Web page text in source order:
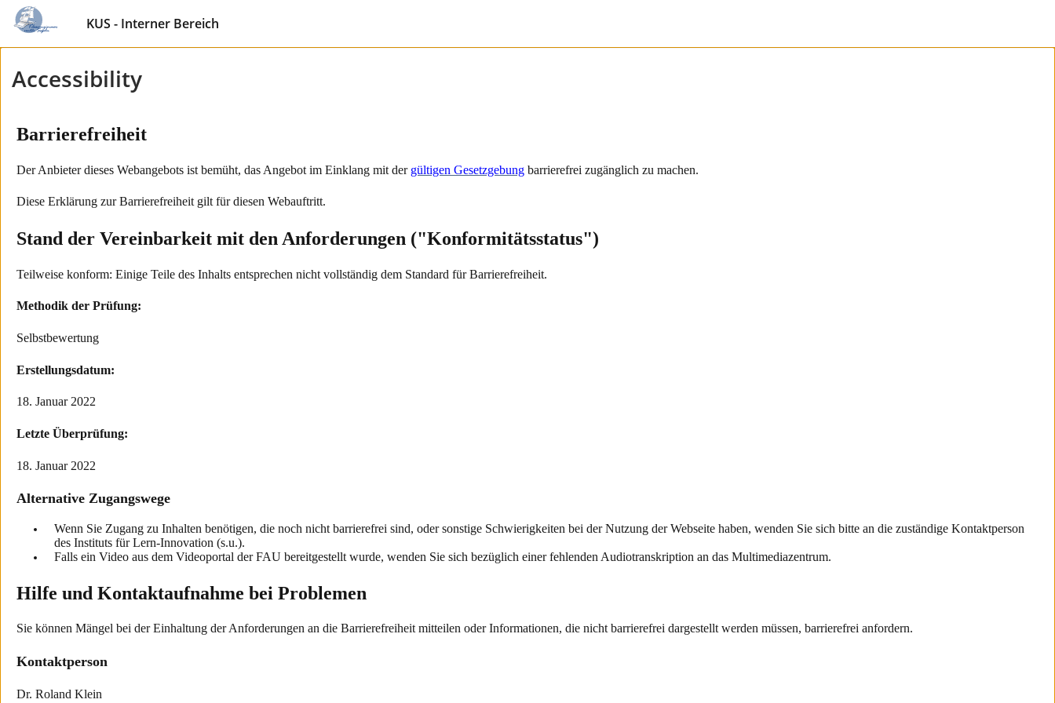
KUS - Interner Bereich
Accessibility
Barrierefreiheit
Der Anbieter dieses Webangebots ist bemüht, das Angebot im Einklang mit der gültigen Gesetzgebung barrierefrei zugänglich zu machen.
Diese Erklärung zur Barrierefreiheit gilt für diesen Webauftritt.
Stand der Vereinbarkeit mit den Anforderungen ("Konformitätsstatus")
Teilweise konform: Einige Teile des Inhalts entsprechen nicht vollständig dem Standard für Barrierefreiheit.
Methodik der Prüfung:
Selbstbewertung
Erstellungsdatum:
18. Januar 2022
Letzte Überprüfung:
18. Januar 2022
Alternative Zugangswege
Wenn Sie Zugang zu Inhalten benötigen, die noch nicht barrierefrei sind, oder sonstige Schwierigkeiten bei der Nutzung der Webseite haben, wenden Sie sich bitte an die zuständige Kontaktperson
des Instituts für Lern-Innovation (s.u.).
Falls ein Video aus dem Videoportal der FAU bereitgestellt wurde, wenden Sie sich bezüglich einer fehlenden Audiotranskription an das Multimediazentrum.
Hilfe und Kontaktaufnahme bei Problemen
Sie können Mängel bei der Einhaltung der Anforderungen an die Barrierefreiheit mitteilen oder Informationen, die nicht barrierefrei dargestellt werden müssen, barrierefrei anfordern.
Kontaktperson
Dr. Roland Klein